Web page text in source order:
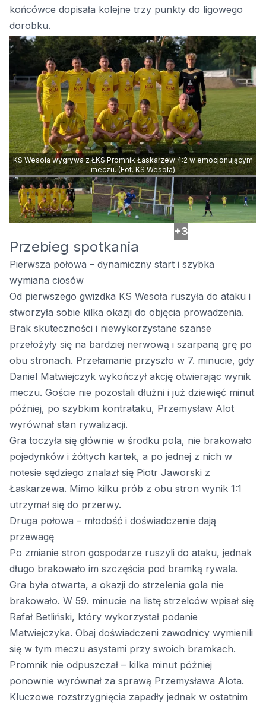
końcówce dopisała kolejne trzy punkty do ligowego
dorobku.
KS Wesoła wygrywa z ŁKS Promnik Łaskarzew 4:2 w emocjonującym
meczu. (Fot. KS Wesoła)
+3
Przebieg spotkania
Pierwsza połowa – dynamiczny start i szybka
wymiana ciosów
Od pierwszego gwizdka KS Wesoła ruszyła do ataku i
stworzyła sobie kilka okazji do objęcia prowadzenia.
Brak skuteczności i niewykorzystane szanse
przełożyły się na bardziej nerwową i szarpaną grę po
obu stronach. Przełamanie przyszło w 7. minucie, gdy
Daniel Matwiejczyk wykończył akcję otwierając wynik
meczu. Goście nie pozostali dłużni i już dziewięć minut
później, po szybkim kontrataku, Przemysław Alot
wyrównał stan rywalizacji.
Gra toczyła się głównie w środku pola, nie brakowało
pojedynków i żółtych kartek, a po jednej z nich w
notesie sędziego znalazł się Piotr Jaworski z
Łaskarzewa. Mimo kilku prób z obu stron wynik 1:1
utrzymał się do przerwy.
Druga połowa – młodość i doświadczenie dają
przewagę
Po zmianie stron gospodarze ruszyli do ataku, jednak
długo brakowało im szczęścia pod bramką rywala.
Gra była otwarta, a okazji do strzelenia gola nie
brakowało. W 59. minucie na listę strzelców wpisał się
Rafał Betliński, który wykorzystał podanie
Matwiejczyka. Obaj doświadczeni zawodnicy wymienili
się w tym meczu asystami przy swoich bramkach.
Promnik nie odpuszczał – kilka minut później
ponownie wyrównał za sprawą Przemysława Alota.
Kluczowe rozstrzygnięcia zapadły jednak w ostatnim